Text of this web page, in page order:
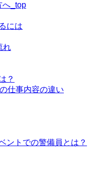
へ_top
には
れ
？
仕事内容の違い
ントでの警備員とは？